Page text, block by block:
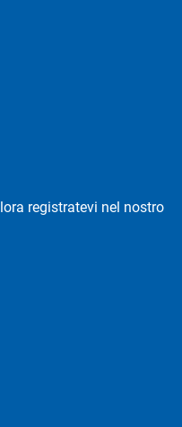
registratevi nel nostro